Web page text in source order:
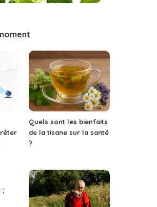
Quels sont les bienfaits
de la tisane sur la santé
?